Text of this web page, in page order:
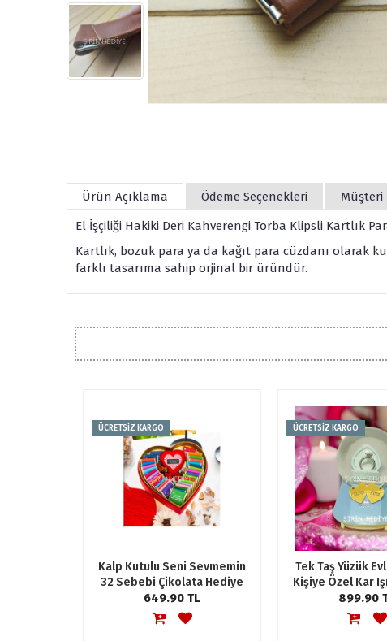
Ürün Açıklama Ödeme Seçenekleri Müşteri
El İşçiliği Hakiki Deri Kahverengi Torba Klipsli Kartlık
Kartlık, bozuk para ya da kağıt para cüzdanı olarak
farklı tasarıma sahip orjinal bir üründür.
ÜCRETSİZ KARGO
Kalp Kutulu Seni Sevmemin
32 Sebebi Çikolata Hediye
Sepeti
649.90 TL
ÜCRETSİZ KARGO
Tek Taş Yüzük
Kişiye Özel Kar
Püskürtmeli
899.90